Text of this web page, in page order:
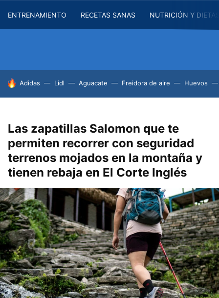
ENTRENAMIENTO RECETAS SANAS NUTRICIÓN Y
HOY SE HABLA DE
Adidas Lidl Aguacate Freidora de aire Huevos
Las zapatillas Salomon que te
permiten recorrer con seguridad
terrenos mojados en la montaña y
tienen rebaja en El Corte Inglés